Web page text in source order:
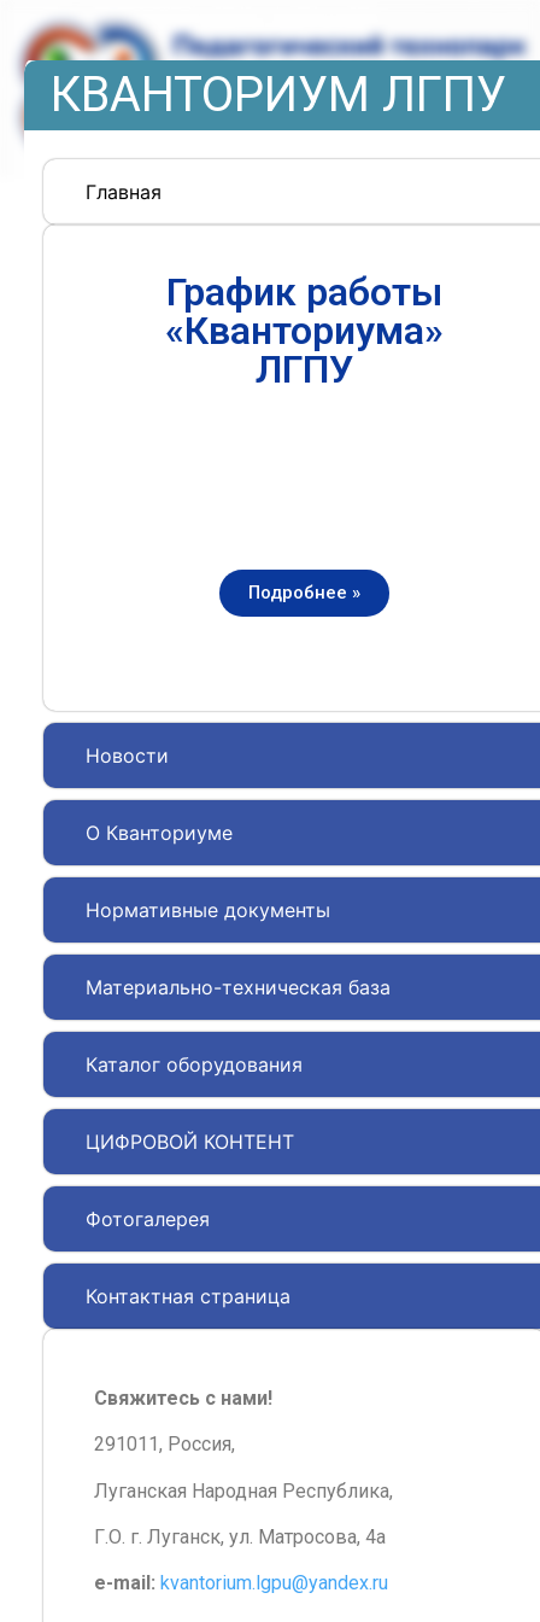
КВАНТОРИУМ ЛГПУ
Главная
Новости
О Кванториуме
Нормативные документы
Материально-техническая база
Каталог оборудования
ЦИФРОВОЙ КОНТЕНТ
Фотогалерея
Контактная страница
График работы
«Кванториума»
ЛГПУ
Подробнее »
Свяжитесь с нами!
291011, Россия,
Луганская Народная Республика,
Г.О. г. Луганск, ул. Матросова, 4а
e-mail: kvantorium.lgpu@yandex.ru